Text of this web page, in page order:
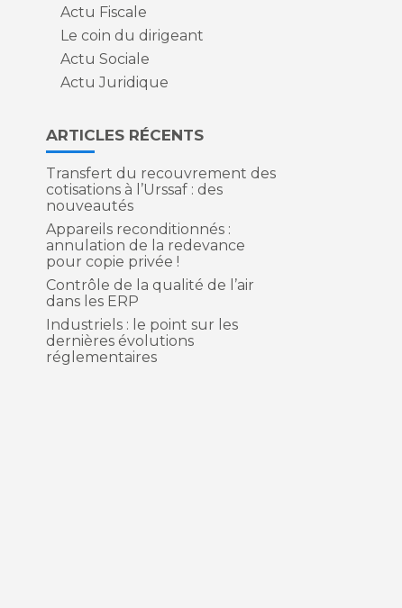
Actu Fiscale
Le coin du dirigeant
Actu Sociale
Actu Juridique
ARTICLES RÉCENTS
Transfert du recouvrement des
cotisations à l’Urssaf : des
nouveautés
Appareils reconditionnés :
annulation de la redevance
pour copie privée !
Contrôle de la qualité de l’air
dans les ERP
Industriels : le point sur les
dernières évolutions
réglementaires